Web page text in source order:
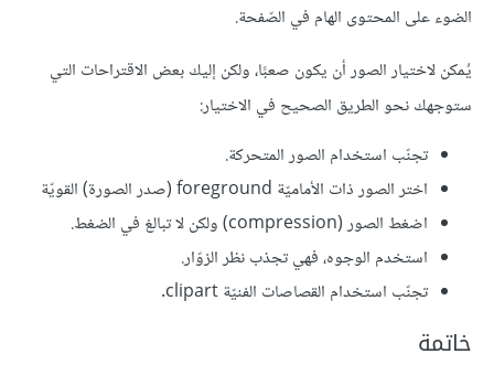
الضوء على المحتوى الهام في الصّفحة.
يُمكن لاختيار الصور أن يكون صعبًا، ولكن إليك بعض الاقتراحات التي
ستوجهك نحو الطريق الصحيح في الاختيار:
تجنّب استخدام الصور المتحركة.
اختر الصور ذات الأماميّة foreground (صدر الصورة) القويّة
اضغط الصور (compression) ولكن لا تبالغ في الضغط.
استخدم الوجوه، فهي تجذب نظر الزوّار.
تجنّب استخدام القصاصات الفنيّة clipart.
خاتمة